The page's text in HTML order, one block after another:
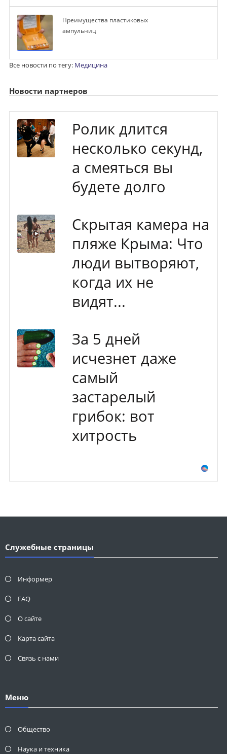
Преимущества пластиковых
ампульниц
Все новости по тегу: Медицина
Новости партнеров
Ролик длится
несколько секунд,
а смеяться вы
будете долго
Скрытая камера на
пляже Крыма: Что
люди вытворяют,
когда их не
видят...
За 5 дней
исчезнет даже
самый
застарелый
грибок: вот
хитрость
Служебные страницы
Информер
FAQ
О сайте
Карта сайта
Связь с нами
Меню
Общество
Наука и техника